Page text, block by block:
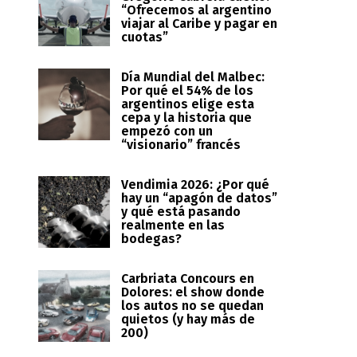
“Ofrecemos al argentino
viajar al Caribe y pagar en
cuotas”
Día Mundial del Malbec:
Por qué el 54% de los
argentinos elige esta
cepa y la historia que
empezó con un
“visionario” francés
Vendimia 2026: ¿Por qué
hay un “apagón de datos”
y qué está pasando
realmente en las
bodegas?
Carbriata Concours en
Dolores: el show donde
los autos no se quedan
quietos (y hay más de
200)